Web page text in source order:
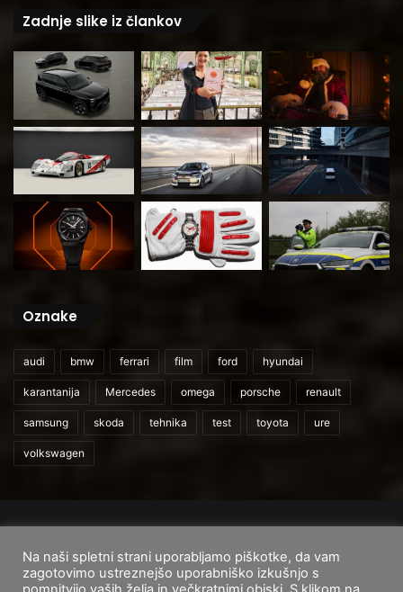
Zadnje slike iz člankov
Oznake
audi bmw ferrari film ford hyundai
karantanija Mercedes omega porsche renault
samsung skoda tehnika test toyota ure
volkswagen
Domov
O nas Cenik storitev Pogoji uporabe
Na naši spletni strani uporabljamo piškotke, da vam
zagotovimo ustreznejšo uporabniško izkušnjo s